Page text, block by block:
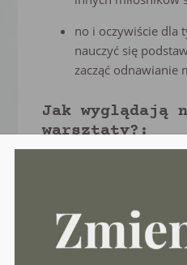
no i oczywiście dla
nauczyć się
zacząć odnawianie
Jak wyglądają
warsztaty?:
( prosimy o przesłanie
Pracuje samodzielnie,
za naszymi